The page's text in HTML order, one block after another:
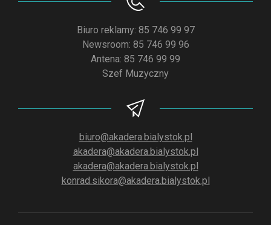
Biuro reklamy: 85 746 99 97
Newsroom: 85 746 99 96
Antena: 85 746 99 99
Szef Muzyczny
biuro@akadera.bialystok.pl
akadera@akadera.bialystok.pl
akadera@akadera.bialystok.pl
konrad.sikora@akadera.bialystok.pl